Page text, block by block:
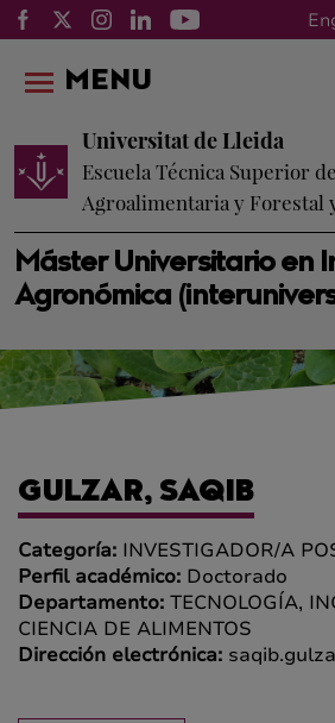
Máster Universitario en
Agronómica
Universitat de Lleida
Escuela Técnica Superior
Agroalimentaria y Forestal
MENU
GULZAR, SAQIB
Categoría: INVESTIGADOR/A
Perfil académico: Doctorado
Departamento: TECNOLOGÍA,
CIENCIA DE ALIMENTOS
Dirección electrónica: